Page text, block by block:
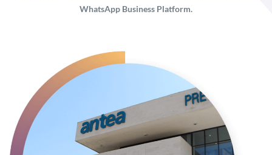
WhatsApp Business Platform.